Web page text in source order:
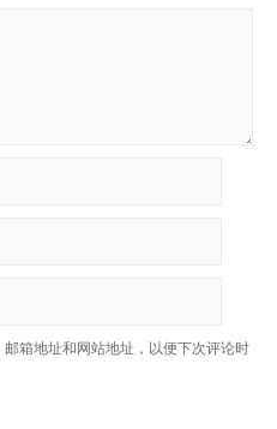
箱地址和网站地址，以便下次评论时